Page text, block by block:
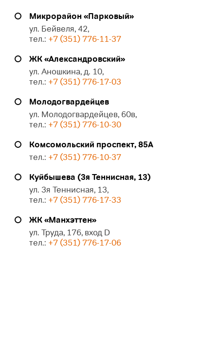
Микрорайон «Парковый»
ул. Бейвеля, 42,
тел.: +7 (351) 776-11-37
ЖК «Александровский»
ул. Аношкина, д. 10,
тел.: +7 (351) 776-17-03
Молодогвардейцев
ул. Молодогвардейцев, 60в,
тел.: +7 (351) 776-10-30
Комсомольский проспект, 85А
тел.: +7 (351) 776-10-37
Куйбышева (3я Теннисная, 13)
ул. 3я Теннисная, 13,
тел.: +7 (351) 776-17-33
ЖК «Манхэттен»
ул. Труда, 176, вход D
тел.: +7 (351) 776-17-06